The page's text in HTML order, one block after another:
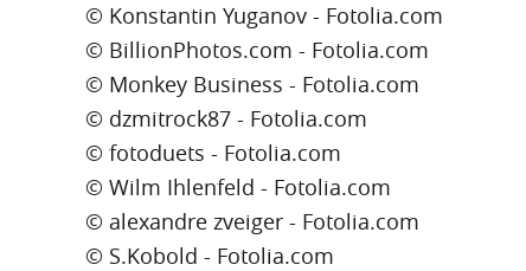
© Konstantin Yuganov - Fotolia.com
© BillionPhotos.com - Fotolia.com
© Monkey Business - Fotolia.com
© dzmitrock87 - Fotolia.com
© fotoduets - Fotolia.com
© Wilm Ihlenfeld - Fotolia.com
© alexandre zveiger - Fotolia.com
© S.Kobold - Fotolia.com